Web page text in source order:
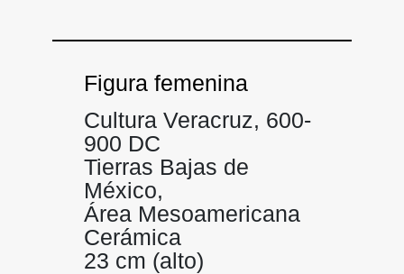
Figura femenina
Cultura Veracruz, 600-
900 DC
Tierras Bajas de
México,
Área Mesoamericana
Cerámica
23 cm (alto)